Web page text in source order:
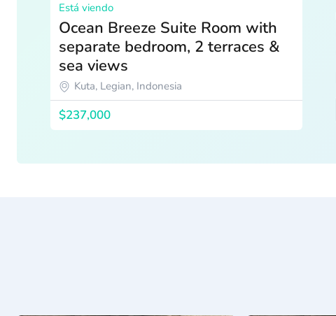
Está viendo
Ocean Breeze Suite Room with
separate bedroom, 2 terraces &
sea views
Kuta, Legian, Indonesia
$237,000